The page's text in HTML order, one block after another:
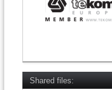
Shared files: